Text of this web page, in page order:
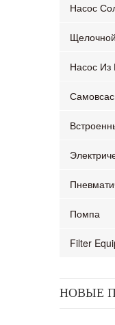
Насос
Насос
Помпа
Filter
НОВЫЕ